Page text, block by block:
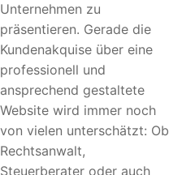
Unternehmen zu
präsentieren. Gerade die
Kundenakquise über eine
professionell und
ansprechend gestaltete
Website wird immer noch
von vielen unterschätzt: Ob
Rechtsanwalt,
Steuerberater oder auch